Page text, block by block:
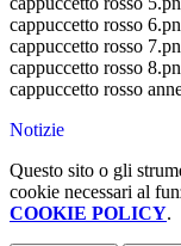
cappuccetto rosso
cappuccetto rosso
cappuccetto rosso
cappuccetto rosso
Notizie
Questo sito o gli
cookie necessari al
COOKIE POLICY.